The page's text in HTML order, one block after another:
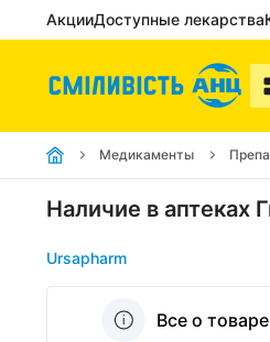
АкцииДоступные лекарства
Медикаменты
Наличие в аптеках
Ursapharm
Все о товаре